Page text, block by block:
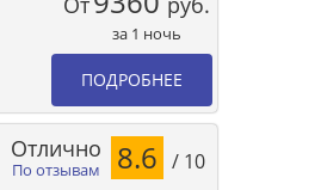
за 1 ночь
ПОДРОБНЕЕ
По отзывам
Отлично 8.6 / 10